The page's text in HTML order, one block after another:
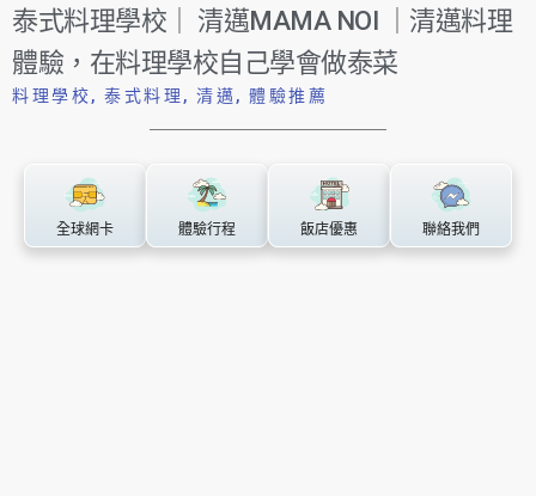
泰式料理學校｜ 清邁MAMA NOI ｜清邁料理
體驗，在料理學校自己學會做泰菜
料理學校, 泰式料理 , 清邁, 體驗推薦
全球網卡 體驗行程 飯店優惠 聯絡我們